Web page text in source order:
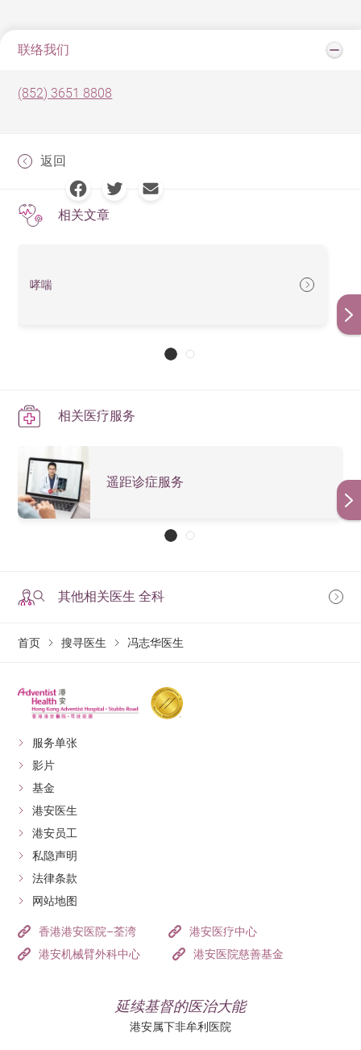
联络我们
(852) 3651 8808
返回
相关文章
哮喘
相关医疗服务
遥距诊症服务
其他相关医生 全科
首页 搜寻医生 冯志华医生
服务单张
影片
基金
港安医生
港安员工
私隐声明
法律条款
网站地图
香港港安医院–荃湾
港安医疗中心
港安机械臂外科中心
港安医院慈善基金
延续基督的医治大能
港安属下非牟利医院